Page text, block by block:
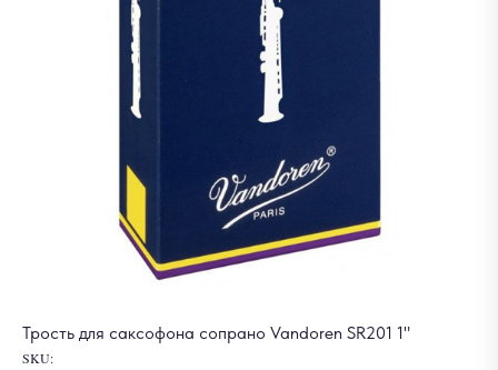
Трость для саксофона сопрано Vandoren SR201 1"
SKU: